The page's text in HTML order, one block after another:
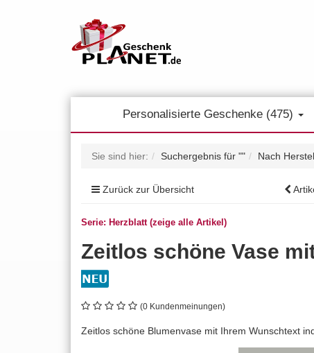
Personalisierte Geschenke (475)
Sie sind hier: Suchergebnis für "" Nach
Zurück zur Übersicht
Serie: Herzblatt (zeige alle Artikel)
Zeitlos schöne Vase
(0 Kundenmeinungen)
Zeitlos schöne Blumenvase mit Ihrem Wunschtext